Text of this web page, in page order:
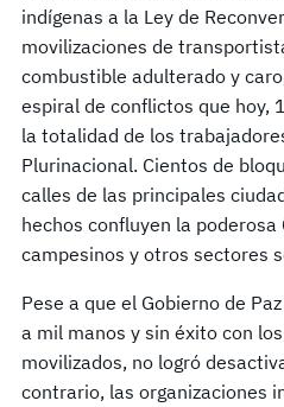
indígenas a la Ley de
movilizaciones de
combustible adulterado y
espiral de conflictos que hoy,
la totalidad de los
Plurinacional. Cientos de
calles de las principales
hechos confluyen la poderosa
campesinos y otros sectores
Pese a que el Gobierno de
a mil manos y sin éxito con
movilizados, no logró
contrario, las organizaciones